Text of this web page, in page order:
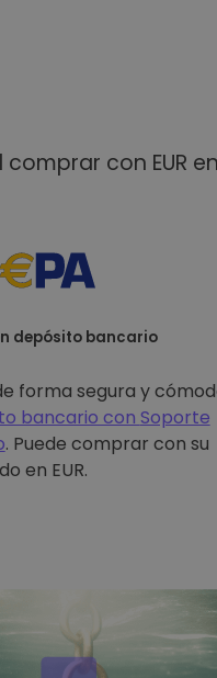
comprar con EUR
depósito bancario
forma segura y
bancario con Soporte
. Puede comprar con su
en EUR.